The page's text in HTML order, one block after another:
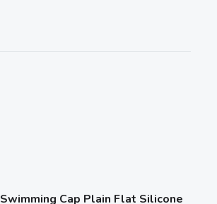
Swimming Cap Plain Flat Silicone